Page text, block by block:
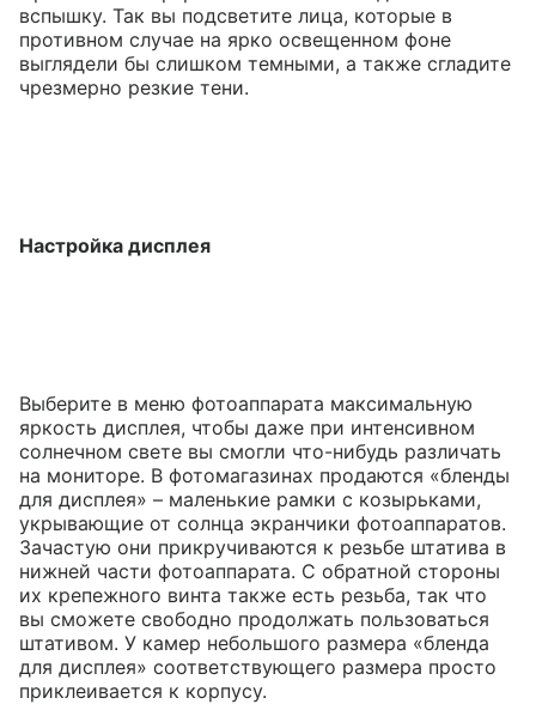
вспышку. Так вы подсветите лица, которые в
противном случае на ярко освещенном фоне
выглядели бы слишком темными, а также сгладите
чрезмерно резкие тени.
Настройка дисплея
Выберите в меню фотоаппарата максимальную
яркость дисплея, чтобы даже при интенсивном
солнечном свете вы смогли что-нибудь различать
на мониторе. В фотомагазинах продаются «бленды
для дисплея» – маленькие рамки с козырьками,
укрывающие от солнца экранчики фотоаппаратов.
Зачастую они прикручиваются к резьбе штатива в
нижней части фотоаппарата. С обратной стороны
их крепежного винта также есть резьба, так что
вы сможете свободно продолжать пользоваться
штативом. У камер небольшого размера «бленда
для дисплея» соответствующего размера просто
приклеивается к корпусу.